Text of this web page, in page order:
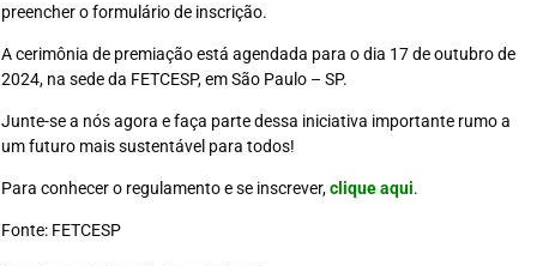
preencher o formulário de inscrição.
A cerimônia de premiação está agendada para o dia 17 de outubro de
2024, na sede da FETCESP, em São Paulo – SP.
Junte-se a nós agora e faça parte dessa iniciativa importante rumo a
um futuro mais sustentável para todos!
Para conhecer o regulamento e se inscrever,clique aqui.
Fonte: FETCESP